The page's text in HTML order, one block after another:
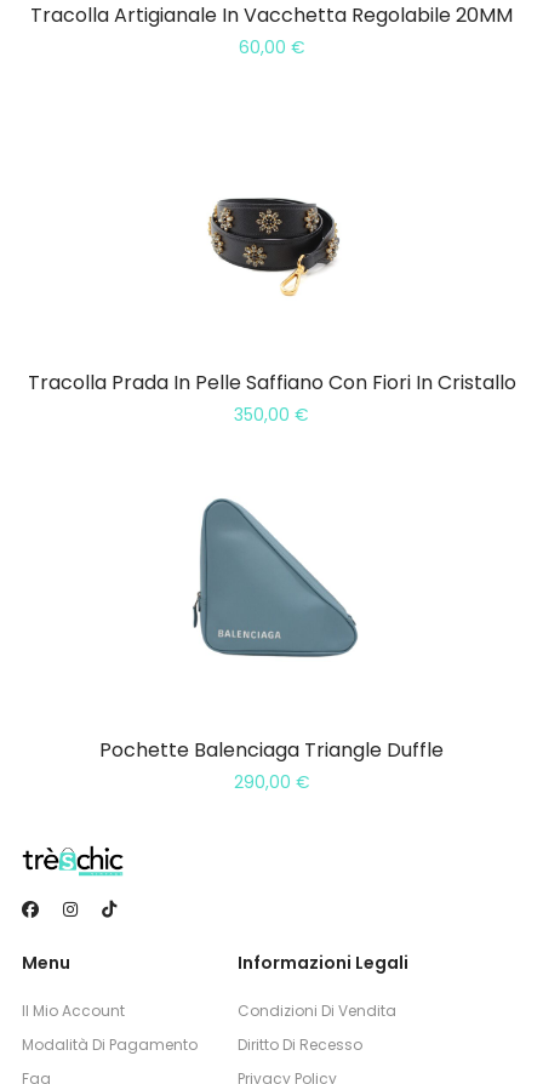
Tracolla Artigianale In Vacchetta Regolabile 20MM
60,00 €
Tracolla Prada In Pelle Saffiano Con Fiori In Cristallo
350,00 €
Pochette Balenciaga Triangle Duffle
290,00 €
Menu
Il Mio Account
Modalità Di Pagamento
Faq
Informazioni Legali
Condizioni Di Vendita
Diritto Di Recesso
Privacy Policy